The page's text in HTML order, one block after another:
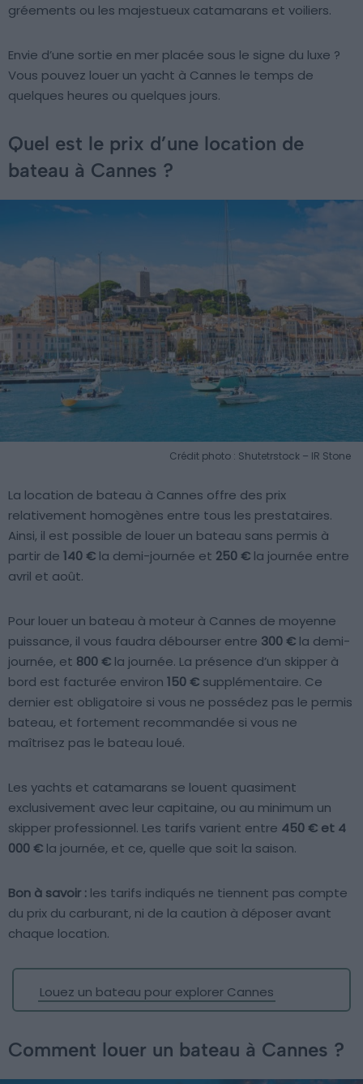
gréements ou les majestueux catamarans et voiliers.
Envie d’une sortie en mer placée sous le signe du luxe ?
Vous pouvez louer un yacht à Cannes le temps de
quelques heures ou quelques jours.
Quel est le prix d’une location de
bateau à Cannes ?
Crédit photo : Shutetrstock – IR Stone
La location de bateau à Cannes offre des prix
relativement homogènes entre tous les prestataires.
Ainsi, il est possible de louer un bateau sans permis à
partir de 140 € la demi-journée et 250 € la journée entre
avril et août.
Pour louer un bateau à moteur à Cannes de moyenne
puissance, il vous faudra débourser entre 300 € la demi-
journée, et 800 € la journée. La présence d’un skipper à
bord est facturée environ 150 € supplémentaire. Ce
dernier est obligatoire si vous ne possédez pas le permis
bateau, et fortement recommandée si vous ne
maîtrisez pas le bateau loué.
Les yachts et catamarans se louent quasiment
exclusivement avec leur capitaine, ou au minimum un
skipper professionnel. Les tarifs varient entre 450 € et 4
000 € la journée, et ce, quelle que soit la saison.
Bon à savoir : les tarifs indiqués ne tiennent pas compte
du prix du carburant, ni de la caution à déposer avant
chaque location.
Louez un bateau pour explorer Cannes
Comment louer un bateau à Cannes ?